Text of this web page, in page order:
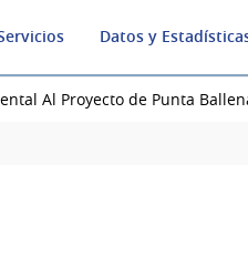
Datos y
Al Proyecto de Punta